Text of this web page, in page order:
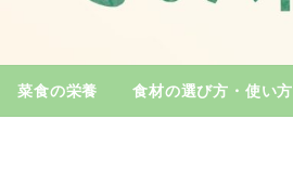
菜食の栄養 食材の選び方・使い方